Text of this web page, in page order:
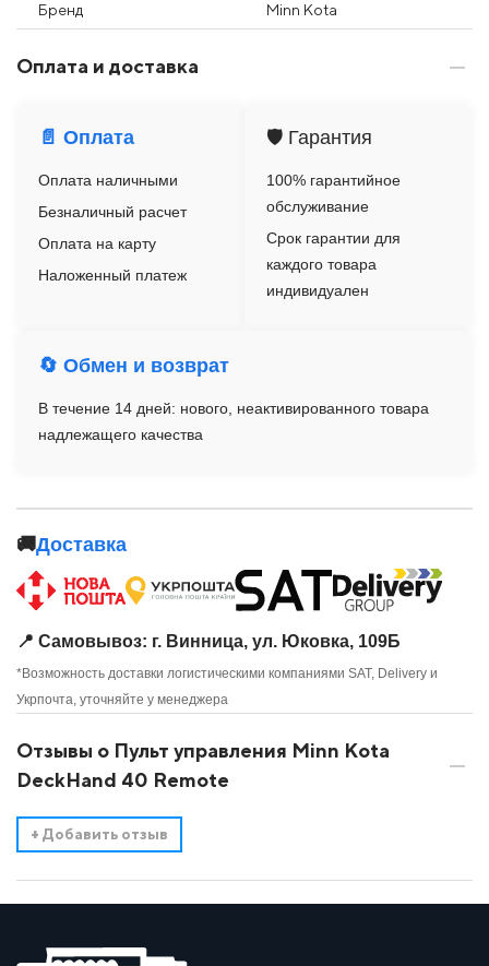
Бренд Minn Kota
Оплата и доставка
📄 Оплата
Оплата наличными
Безналичный расчет
Оплата на карту
Наложенный платеж
🛡️ Гарантия
100% гарантийное
обслуживание
Срок гарантии для
каждого товара
индивидуален
🔄 Обмен и возврат
В течение 14 дней: нового, неактивированного товара
надлежащего качества
🚚Доставка
📍 Самовывоз: г. Винница, ул. Юковка, 109Б
*Возможность доставки логистическими компаниями SAT, Delivery и
Укрпочта, уточняйте у менеджера
Отзывы о Пульт управления Minn Kota
DeckHand 40 Remote
+ Добавить отзыв